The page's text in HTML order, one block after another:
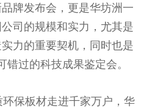
牌发布会，更是华坊洲一
司的规模和实力，尤其是
力的重要契机，同时也是
错过的科技成果鉴定会。
保板材走进千家万户，华